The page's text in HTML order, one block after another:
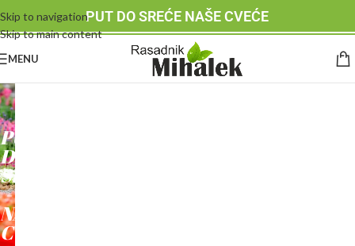
Skip to navigation
Skip to main content
PUT DO SREĆE NAŠE CVEĆE
MENU
RASADNIK
MIHALEK
PUT
DO
SREĆE
-
NAŠE
CVEĆE